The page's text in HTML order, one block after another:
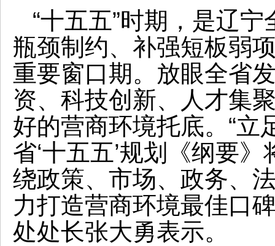
“十五五”时期，是辽
瓶颈制约、补强短板弱
重要窗口期。放眼全省
资、科技创新、人才集
好的营商环境托底。“立
省‘十五五’规划《纲要
绕政策、市场、政务、
力打造营商环境最佳口
处处长张大勇表示。